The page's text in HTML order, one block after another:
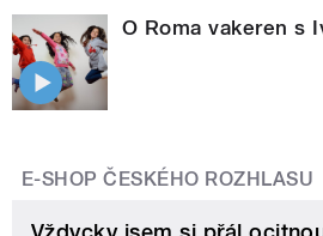
O Roma vakeren s
E-SHOP ČESKÉHO ROZHLASU